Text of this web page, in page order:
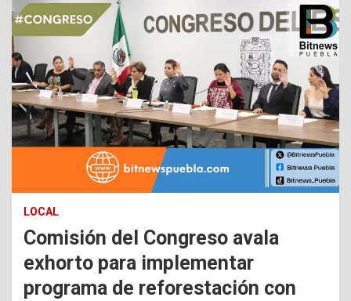
LOCAL
Comisión del Congreso avala
exhorto para implementar
programa de reforestación con